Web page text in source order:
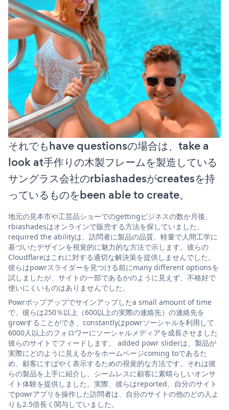
それでもhave questionsの場合は、take a
look at手作りの木製フレームを製造している
サングラス会社のrbiashadesがcreatesを持
っているものをbeen able to create。
地元の見本市や工芸品ショーでのgettingビジネスの数か月後、
rbiashadesはオンラインで販売する方法を探していました。
required the abilityは、訪問者に製品の品質、軽量で人間工学に
基づいたデザインを視覚的に魅力的な方法で示します。彼らの
Cloudflareはこれに対する適切な解決策を提供しませんでした。
彼らはpowrスライダーを見つける前にmany different optionsを
試しましたが、サイトの一部であるかのように見えず、不格好で
使いにくいものはありませんでした。
Powrポップアップでサインアップしたa small amount of time
で、彼らは250％以上（600以上の実際の連絡先）の連絡先を
growすることができ、constantlyはpowrソーシャルを利用して
6000人以上のフォロワーにソーシャルメディアを成長させました
彼らのサイトでフィードします。 added powr sliderは、製品が
実際にどのように見えるかをホームページcoming toであるた
め、顧客にすばやく表示するための視覚的な方法です。それは彼
らの製品を上手に紹介し、シームレスに顧客に素晴らしいオンサ
イト体験を提供しました。実際、彼らはreported、自分のサイト
でpowrアプリを操作した訪問者は、自分のサイトの他のどの人よ
りも2.5倍長く関与していました。